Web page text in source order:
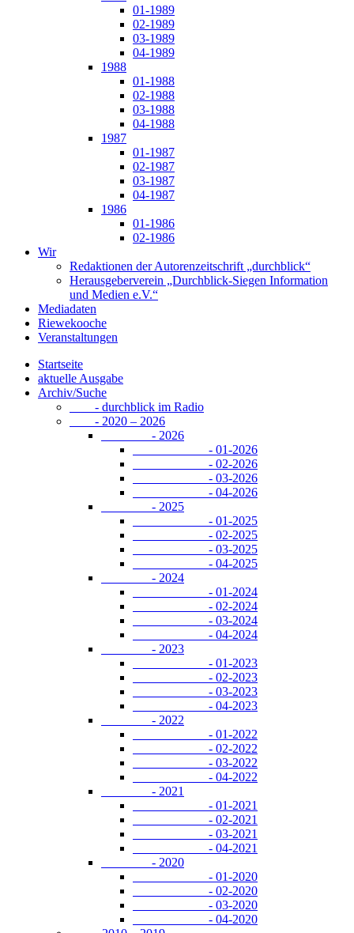
01-1989
02-1989
03-1989
04-1989
1988
01-1988
02-1988
03-1988
04-1988
1987
01-1987
02-1987
03-1987
04-1987
1986
01-1986
02-1986
Wir
Redaktionen der Autorenzeitschrift „durchblick“
Herausgeberverein „Durchblick-Siegen Information
und Medien e.V.“
Mediadaten
Riewekooche
Veranstaltungen
Startseite
aktuelle Ausgabe
Archiv/Suche
- durchblick im Radio
- 2020 – 2026
- 2026
- 01-2026
- 02-2026
- 03-2026
- 04-2026
- 2025
- 01-2025
- 02-2025
- 03-2025
- 04-2025
- 2024
- 01-2024
- 02-2024
- 03-2024
- 04-2024
- 2023
- 01-2023
- 02-2023
- 03-2023
- 04-2023
- 2022
- 01-2022
- 02-2022
- 03-2022
- 04-2022
- 2021
- 01-2021
- 02-2021
- 03-2021
- 04-2021
- 2020
- 01-2020
- 02-2020
- 03-2020
- 04-2020